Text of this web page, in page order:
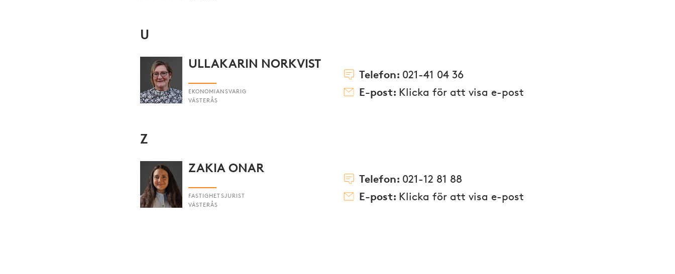
U
ULLAKARIN NORKVIST
EKONOMIANSVARIG
VÄSTERÅS
Telefon: 021-41 04 36
E-post: Klicka för att visa e-post
Z
ZAKIA ONAR
FASTIGHETSJURIST
VÄSTERÅS
Telefon: 021-12 81 88
E-post: Klicka för att visa e-post